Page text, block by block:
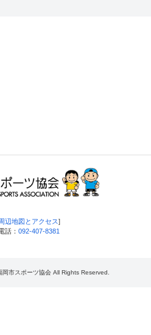
周辺地図とアクセス]
話： 092-407-8381
市スポーツ協会 All Rights Reserved.